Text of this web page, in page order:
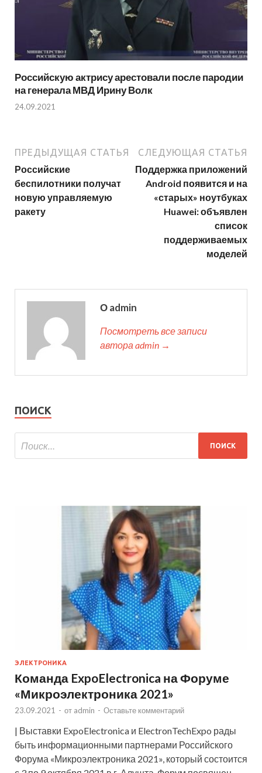
Российскую актрису арестовали после пародии
на генерала МВД Ирину Волк
24.09.2021
ПРЕДЫДУЩАЯ СТАТЬЯ
Российские
беспилотники получат
новую управляемую
ракету
СЛЕДУЮЩАЯ СТАТЬЯ
Поддержка приложений
Android появится и на
«старых» ноутбуках
Huawei: объявлен
список
поддерживаемых
моделей
О admin
Посмотреть все записи
автора admin →
ПОИСК
ЭЛЕКТРОНИКА
Команда ExpoElectronica на Форуме
«Микроэлектроника 2021»
23.09.2021 - от admin - Оставьте комментарий
| Выставки ExpoElectronica и ElectronTechExpo рады
быть информационными партнерами Российского
Форума «Микроэлектроника 2021», который состоится